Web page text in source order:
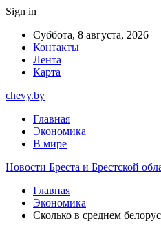
Sign in
Суббота, 8 августа, 2026
Контакты
Лента
Карта
chevy.by
Главная
Экономика
В мире
Новости Бреста и Брестской
Главная
Экономика
Сколько в среднем